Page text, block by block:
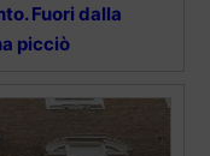
Fuori dalla
picciò